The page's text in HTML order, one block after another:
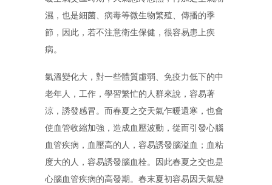
濕，也是細菌、病毒等微生物繁殖、傳播的季
節，因此，若不注意衛生保健，很容易患上疾
病。
氣溫變化大，對一些體質虛弱、免疫力低下的中
老年人，工作，學習繁忙的人群來說，容易著
涼，誘發感冒。而春夏之交天氣乍暖還寒，也會
使血管收縮加強，造成血壓波動，從而引發心腦
血管疾病，血壓高的人，容易誘發腦溢血；血粘
度大的人，容易誘發腦血栓。因此春夏之交也是
心腦血管疾病的高發期。春末夏初容易因天氣變